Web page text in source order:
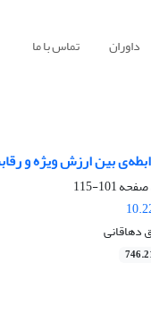
داوران تماس با ما
بین ارزش ویژه و
101-115
دهاقانی